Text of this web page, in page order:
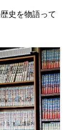
史を物語って